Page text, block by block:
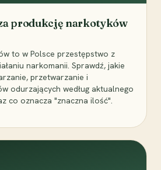
produkcję narkotyków
to w Polsce przestępstwo z
narkomanii. Sprawdź, jakie
przetwarzanie i
odurzających według aktualnego
co oznacza "znaczna ilość".